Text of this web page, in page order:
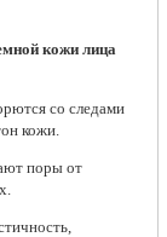
кожи лица
со следами
кожи.
поры от